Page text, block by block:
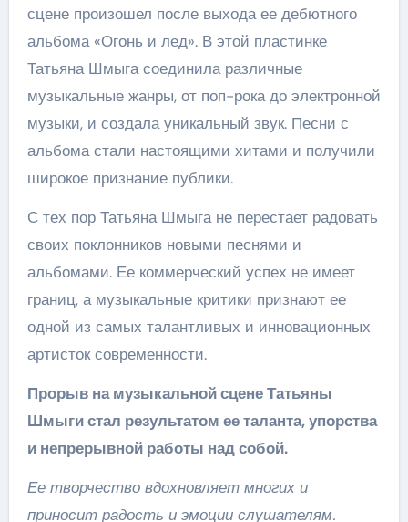
сцене произошел после выхода ее дебютного
альбома «Огонь и лед». В этой пластинке
Татьяна Шмыга соединила различные
музыкальные жанры, от поп-рока до электронной
музыки, и создала уникальный звук. Песни с
альбома стали настоящими хитами и получили
широкое признание публики.
С тех пор Татьяна Шмыга не перестает радовать
своих поклонников новыми песнями и
альбомами. Ее коммерческий успех не имеет
границ, а музыкальные критики признают ее
одной из самых талантливых и инновационных
артисток современности.
Прорыв на музыкальной сцене Татьяны
Шмыги стал результатом ее таланта, упорства
и непрерывной работы над собой.
Ее творчество вдохновляет многих и
приносит радость и эмоции слушателям.